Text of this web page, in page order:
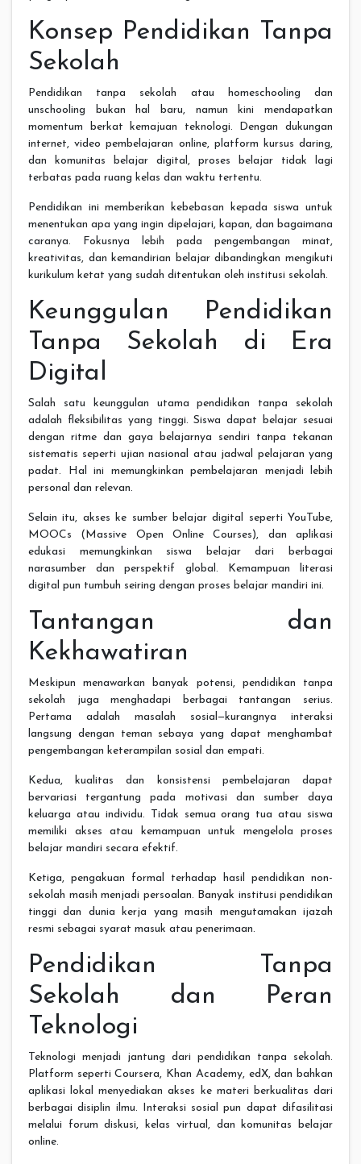
Konsep Pendidikan Tanpa
Sekolah
Pendidikan tanpa sekolah atau homeschooling dan
unschooling bukan hal baru, namun kini mendapatkan
momentum berkat kemajuan teknologi. Dengan dukungan
internet, video pembelajaran online, platform kursus daring,
dan komunitas belajar digital, proses belajar tidak lagi
terbatas pada ruang kelas dan waktu tertentu.
Pendidikan ini memberikan kebebasan kepada siswa untuk
menentukan apa yang ingin dipelajari, kapan, dan bagaimana
caranya. Fokusnya lebih pada pengembangan minat,
kreativitas, dan kemandirian belajar dibandingkan mengikuti
kurikulum ketat yang sudah ditentukan oleh institusi sekolah.
Keunggulan Pendidikan
Tanpa Sekolah di Era
Digital
Salah satu keunggulan utama pendidikan tanpa sekolah
adalah fleksibilitas yang tinggi. Siswa dapat belajar sesuai
dengan ritme dan gaya belajarnya sendiri tanpa tekanan
sistematis seperti ujian nasional atau jadwal pelajaran yang
padat. Hal ini memungkinkan pembelajaran menjadi lebih
personal dan relevan.
Selain itu, akses ke sumber belajar digital seperti YouTube,
MOOCs (Massive Open Online Courses), dan aplikasi
edukasi memungkinkan siswa belajar dari berbagai
narasumber dan perspektif global. Kemampuan literasi
digital pun tumbuh seiring dengan proses belajar mandiri ini.
Tantangan dan
Kekhawatiran
Meskipun menawarkan banyak potensi, pendidikan tanpa
sekolah juga menghadapi berbagai tantangan serius.
Pertama adalah masalah sosial—kurangnya interaksi
langsung dengan teman sebaya yang dapat menghambat
pengembangan keterampilan sosial dan empati.
Kedua, kualitas dan konsistensi pembelajaran dapat
bervariasi tergantung pada motivasi dan sumber daya
keluarga atau individu. Tidak semua orang tua atau siswa
memiliki akses atau kemampuan untuk mengelola proses
belajar mandiri secara efektif.
Ketiga, pengakuan formal terhadap hasil pendidikan non-
sekolah masih menjadi persoalan. Banyak institusi pendidikan
tinggi dan dunia kerja yang masih mengutamakan ijazah
resmi sebagai syarat masuk atau penerimaan.
Pendidikan Tanpa
Sekolah dan Peran
Teknologi
Teknologi menjadi jantung dari pendidikan tanpa sekolah.
Platform seperti Coursera, Khan Academy, edX, dan bahkan
aplikasi lokal menyediakan akses ke materi berkualitas dari
berbagai disiplin ilmu. Interaksi sosial pun dapat difasilitasi
melalui forum diskusi, kelas virtual, dan komunitas belajar
online.